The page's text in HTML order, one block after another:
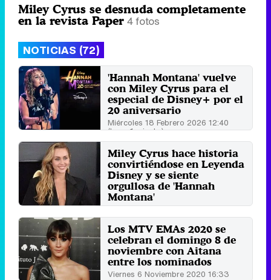
Miley Cyrus se desnuda completamente
en la revista Paper 4 fotos
NOTICIAS (72)
'Hannah Montana' vuelve
con Miley Cyrus para el
especial de Disney+ por el
20 aniversario
Miércoles 18 Febrero 2026 12:40
(hace 1 minuto)
Miley Cyrus hace historia
convirtiéndose en Leyenda
Disney y se siente
orgullosa de 'Hannah
Montana'
Lunes 12 Agosto 2024 15:04
Los MTV EMAs 2020 se
celebran el domingo 8 de
noviembre con Aitana
entre los nominados
Viernes 6 Noviembre 2020 16:33